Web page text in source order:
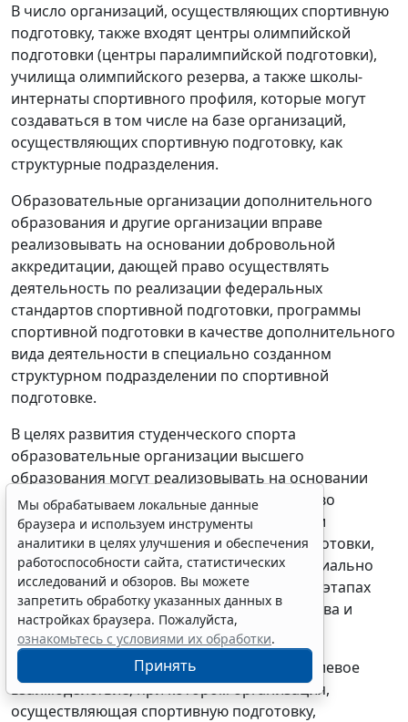
В число организаций, осуществляющих спортивную
подготовку, также входят центры олимпийской
подготовки (центры паралимпийской подготовки),
училища олимпийского резерва, а также школы-
интернаты спортивного профиля, которые могут
создаваться в том числе на базе организаций,
осуществляющих спортивную подготовку, как
структурные подразделения.
Образовательные организации дополнительного
образования и другие организации вправе
реализовывать на основании добровольной
аккредитации, дающей право осуществлять
деятельность по реализации федеральных
стандартов спортивной подготовки, программы
спортивной подготовки в качестве дополнительного
вида деятельности в специально созданном
структурном подразделении по спортивной
подготовке.
В целях развития студенческого спорта
образовательные организации высшего
образования могут реализовывать на основании
добровольной аккредитации, дающей право
осуществлять деятельность по реализации
федеральных стандартов спортивной подготовки,
программы спортивной подготовки в специально
созданном структурном подразделении на этапах
совершенствования спортивного мастерства и
высшего спортивного мастерства.
Таким образом, осуществляется межотраслевое
взаимодействие, при котором организация,
осуществляющая спортивную подготовку,
Мы обрабатываем локальные данные
браузера и используем инструменты
аналитики в целях улучшения и обеспечения
работоспособности сайта, статистических
исследований и обзоров. Вы можете
запретить обработку указанных данных в
настройках браузера. Пожалуйста,
ознакомьтесь с условиями их обработки.
Принять